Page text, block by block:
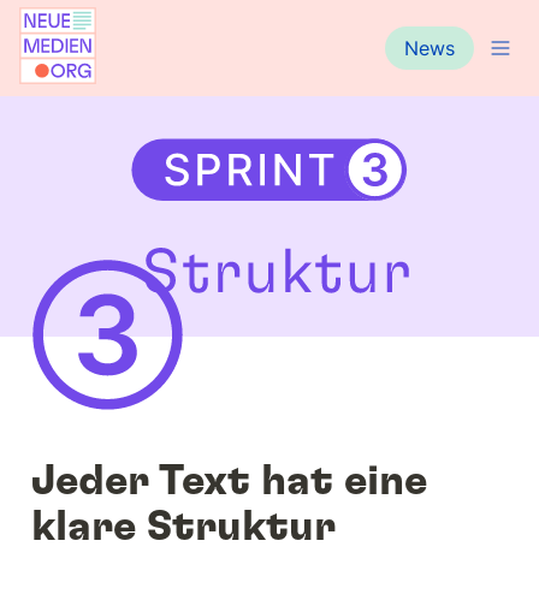
News
Jeder Text hat eine
klare Struktur